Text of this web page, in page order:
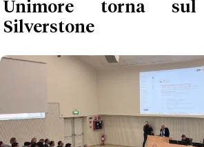
Unimore torna
Silverstone